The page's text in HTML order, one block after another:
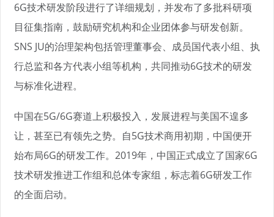
6G技术研发阶段进行了详细规划，并发布了多批科研项
目征集指南，鼓励研究机构和企业团体参与研发创新。
SNS JU的治理架构包括管理董事会、成员国代表小组、执
行总监和各方代表小组等机构，共同推动6G技术的研发
与标准化进程。
中国在5G/6G赛道上积极投入，发展进程与美国不遑多
让，甚至已有领先之势。自5G技术商用初期，中国便开
始布局6G的研发工作。2019年，中国正式成立了国家6G
技术研发推进工作组和总体专家组，标志着6G研发工作
的全面启动。